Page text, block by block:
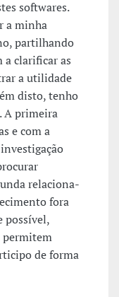
softwares.
a minha
partilhando
a clarificar as
a utilidade
disto, tenho
A primeira
e com a
relaciona-
fora
possível,
permitem
de forma